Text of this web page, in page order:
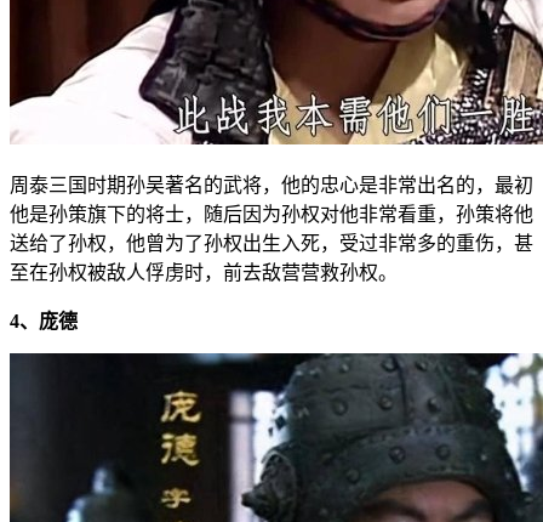
周泰三国时期孙吴著名的武将，他的忠心是非常出名的，最初
他是孙策旗下的将士，随后因为孙权对他非常看重，孙策将他
送给了孙权，他曾为了孙权出生入死，受过非常多的重伤，甚
至在孙权被敌人俘虏时，前去敌营营救孙权。
4、庞德